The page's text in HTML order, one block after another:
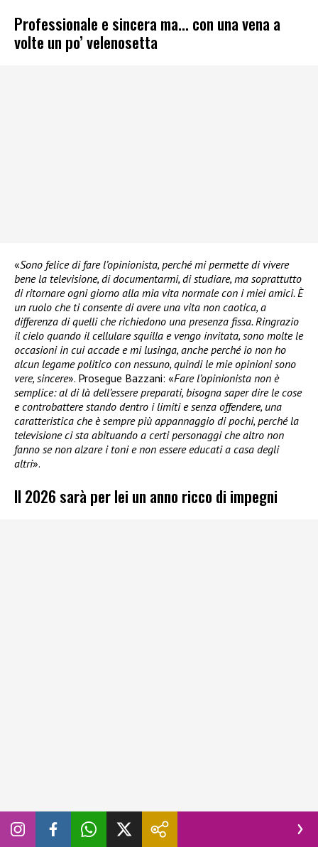
Professionale e sincera ma… con una vena a
volte un po’ velenosetta
«Sono felice di fare l’opinionista, perché mi permette di vivere
bene la televisione, di documentarmi, di studiare, ma soprattutto
di ritornare ogni giorno alla mia vita normale con i miei amici. È
un ruolo che ti consente di avere una vita non caotica, a
differenza di quelli che richiedono una presenza fissa.Ringrazio
il cielo quando il cellulare squilla e vengo invitata, sono molte le
occasioni in cui accade e mi lusinga, anche perché io non ho
alcun legame politico con nessuno, quindi le mie opinioni sono
vere, sincere». Prosegue Bazzani: «Fare l’opinionista non è
semplice: al di là dell’essere preparati, bisogna saper dire le cose
e controbattere stando dentro i limiti e senza offendere, una
caratteristica che è sempre più appannaggio di pochi, perché la
televisione ci sta abituando a certi personaggi che altro non
fanno se non alzare i toni e non essere educati a casa degli
altri».
Il 2026 sarà per lei un anno ricco di impegni